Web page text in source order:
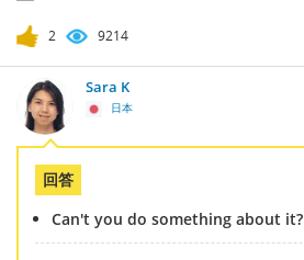
2 9214
Sara K
日本
回答
Can't you do something about it?